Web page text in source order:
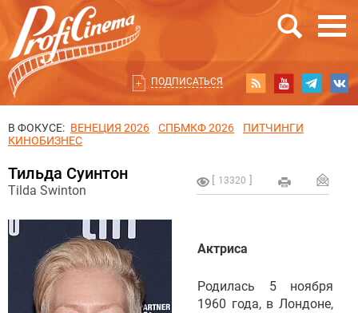
ПОДПИСАТЬСЯ
В ФОКУСЕ: ВЕНЕЦИЯ 2026 СПБМКФ 2026
ПИТЧИНГИ
КИНОБИЗНЕС
13320
Тильда Суинтон
Tilda Swinton
Актриса
Родилась 5 ноября
1960 года, в Лондоне,